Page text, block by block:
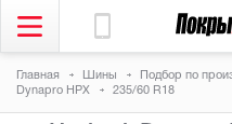
Главная Шины Подбор по
Dynapro HPX
235/60 R18